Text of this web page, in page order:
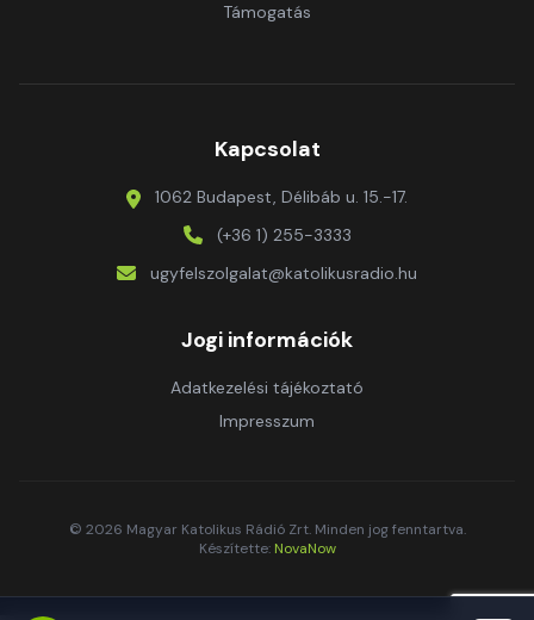
Támogatás
Kapcsolat
1062 Budapest, Délibáb u. 15.-17.
(+36 1) 255-3333
ugyfelszolgalat@katolikusradio.hu
Jogi információk
Adatkezelési tájékoztató
Impresszum
© 2026 Magyar Katolikus Rádió Zrt. Minden jog fenntartva.
Készítette: NovaNow